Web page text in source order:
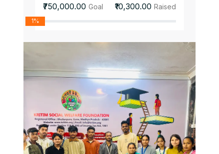
₹750,000.00 Goal ₹10,300.00 Raised
1%